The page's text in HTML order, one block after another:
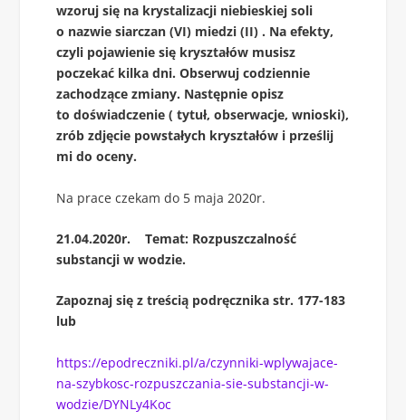
wzoruj się na krystalizacji niebieskiej soli
o nazwie siarczan (VI) miedzi (II) . Na efekty,
czyli pojawienie się kryształów musisz
poczekać kilka dni. Obserwuj codziennie
zachodzące zmiany. Następnie opisz
to doświadczenie ( tytuł, obserwacje, wnioski),
zrób zdjęcie powstałych kryształów i prześlij
mi do oceny.
Na prace czekam do 5 maja 2020r.
21.04.2020r. Temat: Rozpuszczalność
substancji w wodzie.
Zapoznaj się z treścią podręcznika str. 177-183
lub
https://epodreczniki.pl/a/czynniki-wplywajace-
na-szybkosc-rozpuszczania-sie-substancji-w-
wodzie/DYNLy4Koc